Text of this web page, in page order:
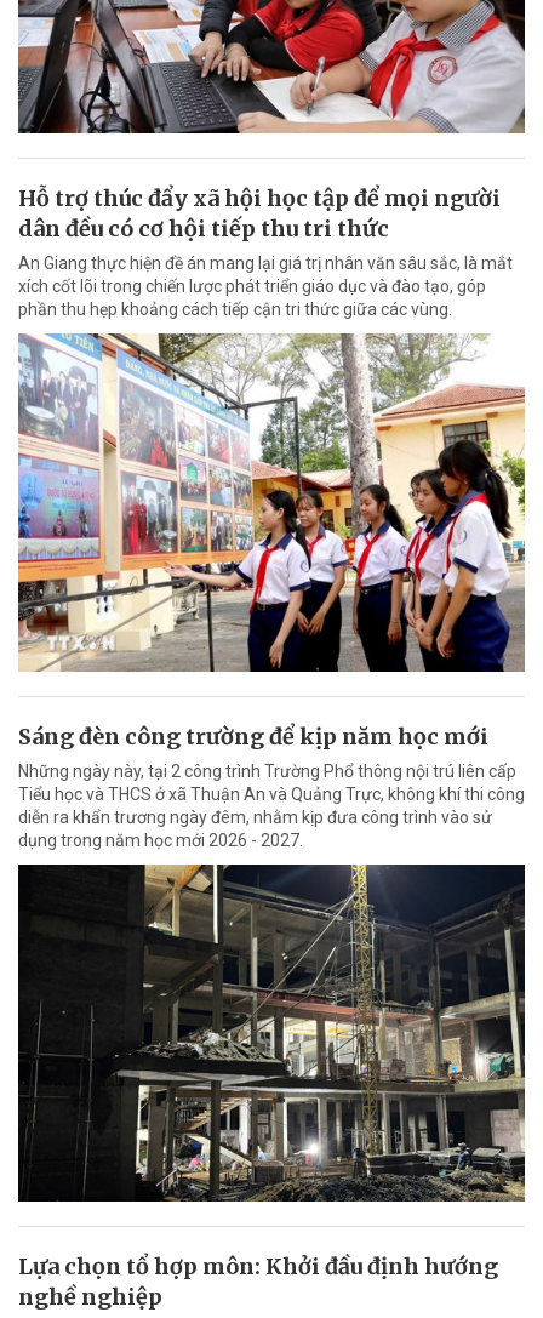
Hỗ trợ thúc đẩy xã hội học tập để mọi người
dân đều có cơ hội tiếp thu tri thức
An Giang thực hiện đề án mang lại giá trị nhân văn sâu sắc, là mắt
xích cốt lõi trong chiến lược phát triển giáo dục và đào tạo, góp
phần thu hẹp khoảng cách tiếp cận tri thức giữa các vùng.
Sáng đèn công trường để kịp năm học mới
Những ngày này, tại 2 công trình Trường Phổ thông nội trú liên cấp
Tiểu học và THCS ở xã Thuận An và Quảng Trực, không khí thi công
diễn ra khẩn trương ngày đêm, nhằm kịp đưa công trình vào sử
dụng trong năm học mới 2026 - 2027.
Lựa chọn tổ hợp môn: Khởi đầu định hướng
nghề nghiệp